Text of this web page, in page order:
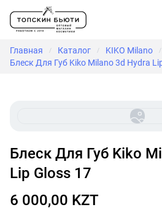
Главная / Каталог / KIKO Milano /
Блеск Для Губ Kiko Milano 3d Hydra
Блеск Для Губ Kiko Milano 3d Hydra
Lip Gloss 17
6 000,00 KZT